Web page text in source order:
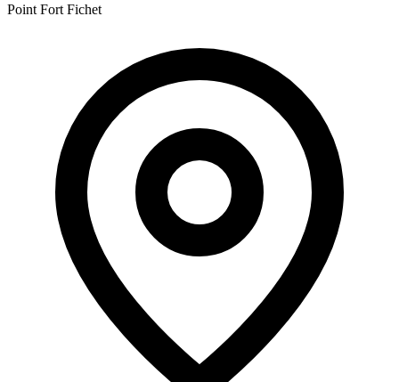
Point Fort Fichet